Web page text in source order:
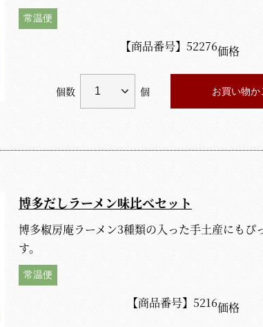
常温便
【商品番号】 52276価格
個数 個 お買い物か
博多だしラーメン味比べセット
博多椒房庵ラーメン3種類の入った手土産にもぴ
す。
常温便
【商品番号】 5216価格